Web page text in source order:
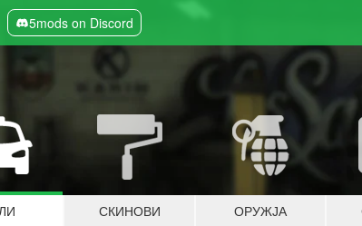
5mods on Discord
СКИНОВИ ОРУЖЈА